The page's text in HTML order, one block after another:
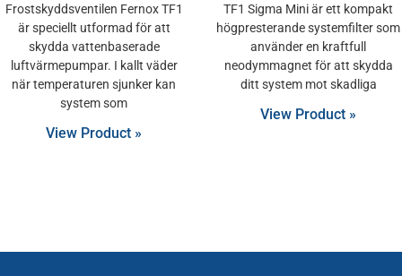
Frostskyddsventilen Fernox TF1
är speciellt utformad för att
skydda vattenbaserade
luftvärmepumpar. I kallt väder
när temperaturen sjunker kan
system som
View Product »
TF1 Sigma Mini är ett kompakt
högpresterande systemfilter som
använder en kraftfull
neodymmagnet för att skydda
ditt system mot skadliga
View Product »